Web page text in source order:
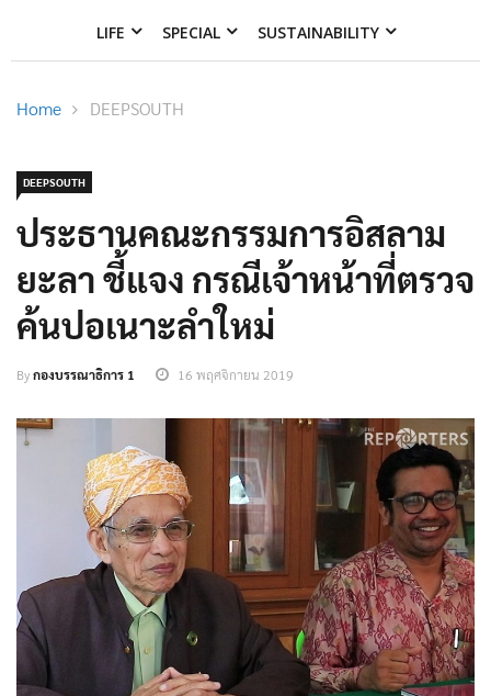
LIFE SPECIAL SUSTAINABILITY
Home DEEPSOUTH
DEEPSOUTH
ประธานคณะกรรมการอิสลาม
ยะลา ชี้แจง กรณีเจ้าหน้าที่ตรวจ
ค้นปอเนาะลำใหม่
Byกองบรรณาธิการ 1 16 พฤศจิกายน 2019